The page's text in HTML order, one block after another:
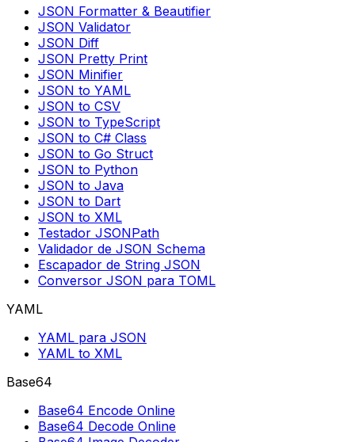
JSON Formatter & Beautifier
JSON Validator
JSON Diff
JSON Pretty Print
JSON Minifier
JSON to YAML
JSON to CSV
JSON to TypeScript
JSON to C# Class
JSON to Go Struct
JSON to Python
JSON to Java
JSON to Dart
JSON to XML
Testador JSONPath
Validador de JSON Schema
Escapador de String JSON
Conversor JSON para TOML
YAML
YAML para JSON
YAML to XML
Base64
Base64 Encode Online
Base64 Decode Online